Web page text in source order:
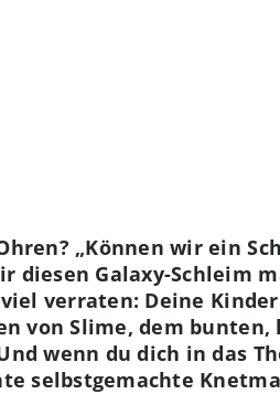
„Können wir ein
diesen Galaxy-Schleim
verraten: Deine
von Slime, dem bunten,
wenn du dich in das
selbstgemachte